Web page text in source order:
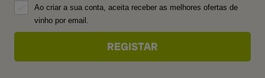
Ao criar a sua conta, aceita receber as melhores ofertas de
vinho por email.